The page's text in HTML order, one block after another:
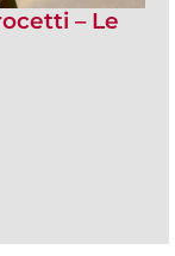
– Le